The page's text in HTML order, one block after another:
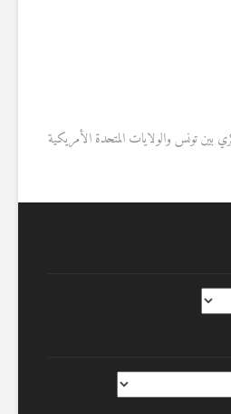
بين تونس والولايات المتحدة الأمريكية